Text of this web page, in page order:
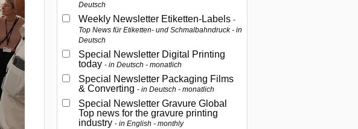
Deutsch
Weekly Newsletter Etiketten-Labels
Top News für Etiketten- und Schmalbahndruck - in
Deutsch
Special Newsletter Digital Printing
today in Deutsch - monatlich
Special Newsletter Packaging Films
& Converting in Deutsch - monatlich
Special Newsletter Gravure Global
Top news for the gravure printing
industry in English - monthly